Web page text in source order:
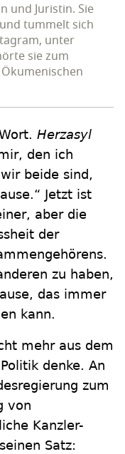
und Juristin. Sie
tummelt sich
unter
sie zum
Herzasyl
den ich
beide sind,
Jetzt ist
aber die
der
zu haben,
das immer
kann.
mehr aus dem
denke. An
zum
von
Kanzler-
Satz: